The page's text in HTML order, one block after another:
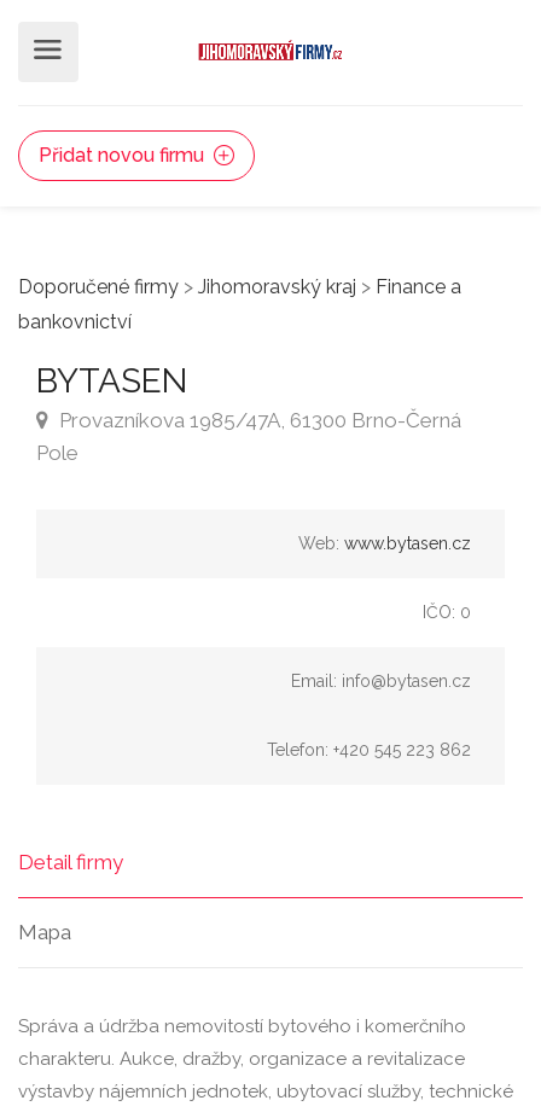
Přidat novou firmu
Doporučené firmy > Jihomoravský kraj > Finance a
bankovnictví
BYTASEN
Provazníkova 1985/47A, 61300 Brno-Černá
Pole
Web: www.bytasen.cz
IČO: 0
Email: info@bytasen.cz
Telefon: +420 545 223 862
Detail firmy
Mapa
Správa a údržba nemovitostí bytového i komerčního
charakteru. Aukce, dražby, organizace a revitalizace
výstavby nájemních jednotek, ubytovací služby, technické